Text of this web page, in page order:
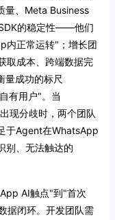
量、Meta Business
的稳定性——他们
内正常运转"；增长团
取成本、跨端数据完
成功的标尺
有用户"。当
现分歧时，两个团队
于Agent在WhatsApp
别、无法触达的
AI触点"到"首次
据闭环。开发团队需